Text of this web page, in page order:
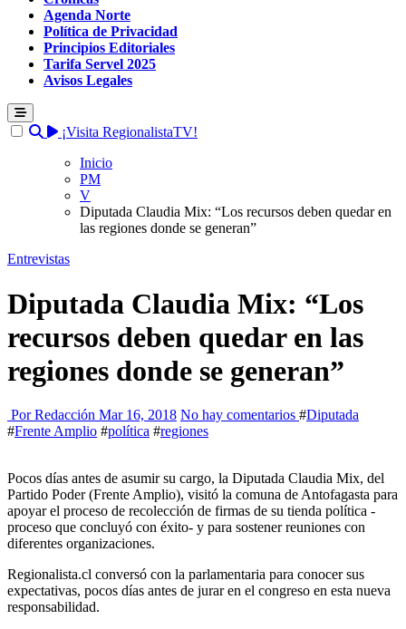
Agenda Norte
Política de Privacidad
Principios Editoriales
Tarifa Servel 2025
Avisos Legales
¡Visita RegionalistaTV!
Inicio
PM
V
Diputada Claudia Mix: “Los recursos deben quedar en
las regiones donde se generan”
Entrevistas
Diputada Claudia Mix: “Los
recursos deben quedar en las
regiones donde se generan”
Por Redacción Mar 16, 2018 No hay comentarios #Diputada
#Frente Amplio #política #regiones
Pocos días antes de asumir su cargo, la Diputada Claudia Mix, del
Partido Poder (Frente Amplio), visitó la comuna de Antofagasta para
apoyar el proceso de recolección de firmas de su tienda política -
proceso que concluyó con éxito- y para sostener reuniones con
diferentes organizaciones.
Regionalista.cl conversó con la parlamentaria para conocer sus
expectativas, pocos días antes de jurar en el congreso en esta nueva
responsabilidad.